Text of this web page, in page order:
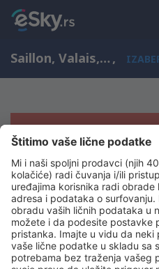
Saillon, Valais, Švajcarska ,
Žao nam je, ne
rezultate
Pokušajte još jednom kad